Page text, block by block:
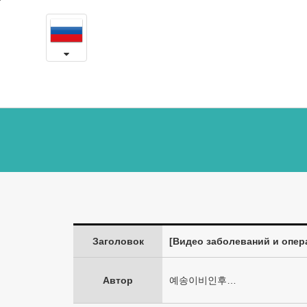
[Нужно
знать,
чтобы
6
голосовых
Заголовок [Видео заболеваний и
Автор 예송이비인후…